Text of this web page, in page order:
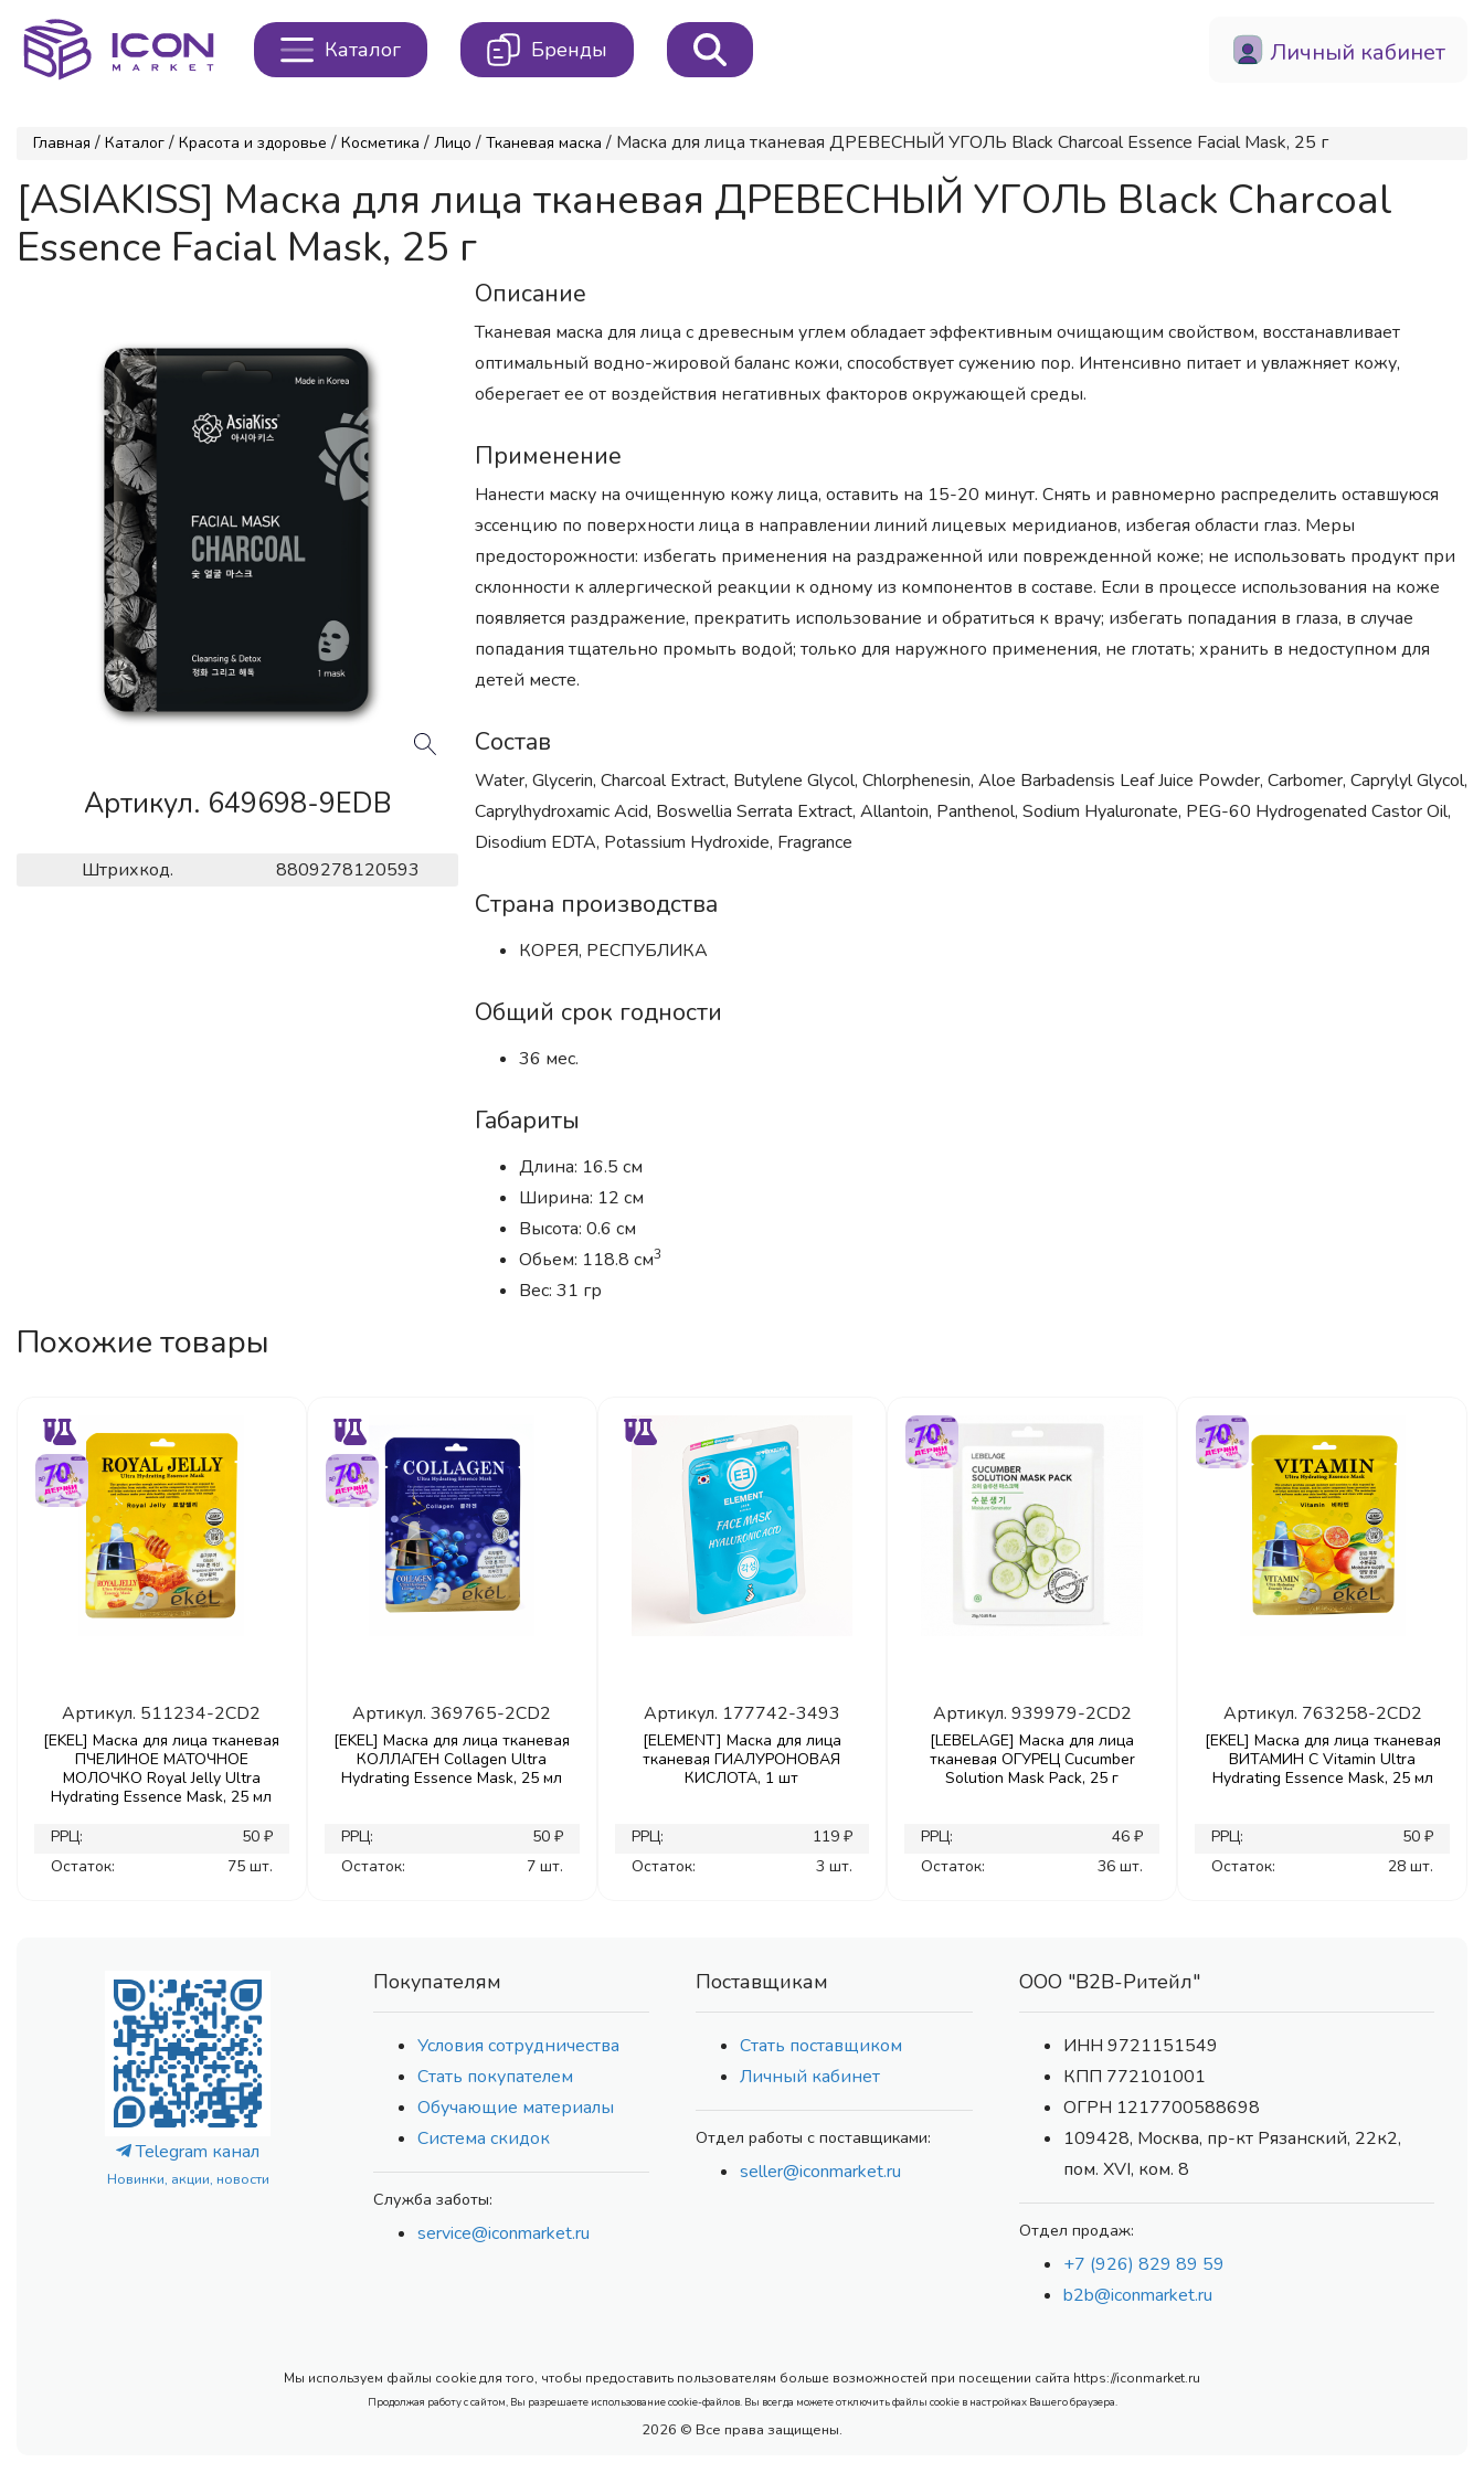
Каталог Бренды Личный кабинет
Главная / Каталог / Красота и здоровье / Косметика / Лицо / Тканевая маска / Маска для лица тканевая ДРЕВЕСНЫЙ УГОЛЬ Black Charcoal Essence Facial Mask, 25 г
[ASIAKISS] Маска для лица тканевая ДРЕВЕСНЫЙ УГОЛЬ Black Charcoal
Essence Facial Mask, 25 г
Артикул. 649698-9EDB
Штрихкод. 8809278120593
Описание
Тканевая маска для лица с древесным углем обладает эффективным очищающим свойством, восстанавливает
оптимальный водно-жировой баланс кожи, способствует сужению пор. Интенсивно питает и увлажняет кожу,
оберегает ее от воздействия негативных факторов окружающей среды.
Применение
Нанести маску на очищенную кожу лица, оставить на 15-20 минут. Снять и равномерно распределить оставшуюся
эссенцию по поверхности лица в направлении линий лицевых меридианов, избегая области глаз. Меры
предосторожности: избегать применения на раздраженной или поврежденной коже; не использовать продукт при
склонности к аллергической реакции к одному из компонентов в составе. Если в процессе использования на коже
появляется раздражение, прекратить использование и обратиться к врачу; избегать попадания в глаза, в случае
попадания тщательно промыть водой; только для наружного применения, не глотать; хранить в недоступном для
детей месте.
Состав
Water, Glycerin, Charcoal Extract, Butylene Glycol, Chlorphenesin, Aloe Barbadensis Leaf Juice Powder, Carbomer, Caprylyl Glycol,
Caprylhydroxamic Acid, Boswellia Serrata Extract, Allantoin, Panthenol, Sodium Hyaluronate, PEG-60 Hydrogenated Castor Oil,
Disodium EDTA, Potassium Hydroxide, Fragrance
Страна производства
КОРЕЯ, РЕСПУБЛИКА
Общий срок годности
36 мес.
Габариты
Длина: 16.5 см
Ширина: 12 см
Высота: 0.6 см
Обьем: 118.8 см3
Вес: 31 гр
Похожие товары
Артикул. 511234-2CD2
[EKEL] Маска для лица тканевая
ПЧЕЛИНОЕ МАТОЧНОЕ
МОЛОЧКО Royal Jelly Ultra
Hydrating Essence Mask, 25 мл
РРЦ:
50 ₽
Остаток:
75 шт.
Артикул.369765-2CD2
[EKEL] Маска для лица тканевая
КОЛЛАГЕН Collagen Ultra
Hydrating Essence Mask, 25 мл
РРЦ:
50 ₽
Остаток:
7 шт.
Артикул. 177742-3493
[ELEMENT] Маска для лица
тканевая ГИАЛУРОНОВАЯ
КИСЛОТА, 1 шт
РРЦ:
119 ₽
Остаток:
3 шт.
Артикул. 939979-2CD2
[LEBELAGE] Маска для лица
тканевая ОГУРЕЦ Cucumber
Solution Mask Pack, 25 г
РРЦ:
46 ₽
Остаток:
36 шт.
Артикул. 763258-2CD2
[EKEL] Маска для лица тканевая
ВИТАМИН С Vitamin Ultra
Hydrating Essence Mask, 25 мл
РРЦ:
50 ₽
Остаток:
28 шт.
Telegram канал
Новинки, акции, новости
Покупателям
Условия сотрудничества
Стать покупателем
Обучающие материалы
Система скидок
Служба заботы:
service@iconmarket.ru
Поставщикам
Стать поставщиком
Личный кабинет
Отдел работы с поставщиками:
seller@iconmarket.ru
ООО "В2В-Ритейл"
ИНН 9721151549
КПП 772101001
ОГРН 1217700588698
109428, Москва, пр-кт Рязанский, 22к2,
пом. XVI, ком. 8
Отдел продаж:
+7 (926) 829 89 59
b2b@iconmarket.ru
Мы используем файлы cookie для того, чтобы предоставить пользователям больше возможностей при посещении сайта https://iconmarket.ru
Продолжая работу с сайтом, Вы разрешаете использование cookie-файлов. Вы всегда можете отключить файлы cookie в настройках Вашего браузера.
2026 © Все права защищены.